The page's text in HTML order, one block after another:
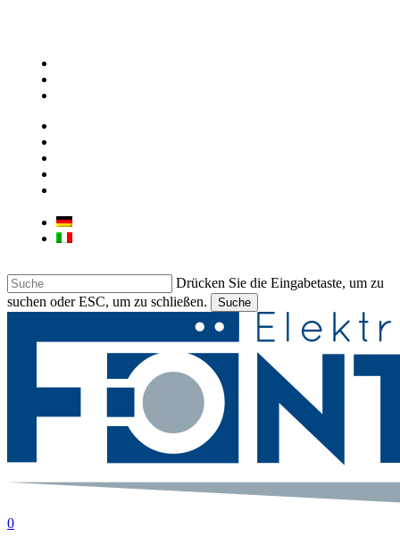
Drücken Sie die Eingabetaste, um zu
suchen oder ESC, um zu schließen.
Suche
suche
0